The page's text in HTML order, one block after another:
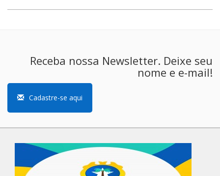
Receba nossa Newsletter. Deixe seu
nome e e-mail!
Cadastre-se aqui